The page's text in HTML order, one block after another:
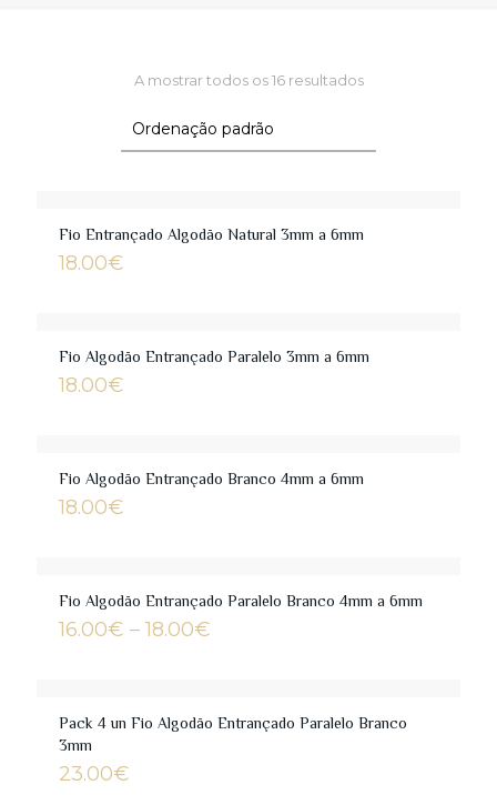
A mostrar todos os 16 resultados
Fio Entrançado Algodão Natural 3mm a 6mm
18.00€
Fio Algodão Entrançado Paralelo 3mm a 6mm
18.00€
Fio Algodão Entrançado Branco 4mm a 6mm
18.00€
Fio Algodão Entrançado Paralelo Branco 4mm a 6mm
16.00€ – 18.00€
18.00€
Pack 4 un Fio Algodão Entrançado Paralelo Branco
3mm
23.00€